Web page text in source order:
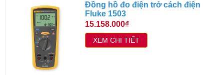
Đồng hồ đo điện trở cách điện
Fluke 1503
15.158.000₫
XEM CHI TIẾT